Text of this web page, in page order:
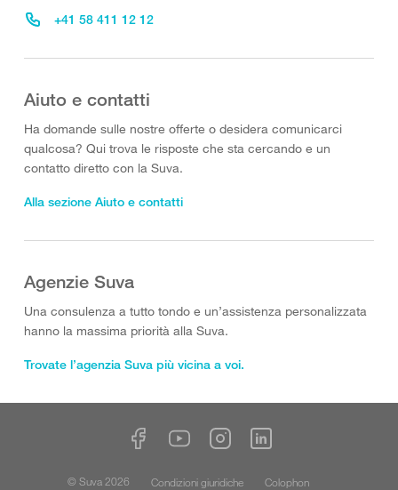
+41 58 411 12 12
Aiuto e contatti
Ha domande sulle nostre offerte o desidera comunicarci
qualcosa? Qui trova le risposte che sta cercando e un
contatto diretto con la Suva.
Alla sezione Aiuto e contatti
Agenzie Suva
Una consulenza a tutto tondo e un’assistenza personalizzata
hanno la massima priorità alla Suva.
Trovate l’agenzia Suva più vicina a voi.
© Suva 2026 Condizioni giuridiche Colophon